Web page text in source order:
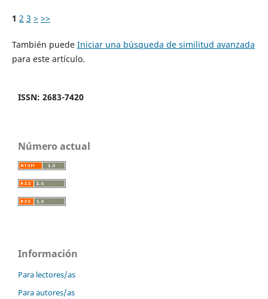
1 2 3 > >>
También puede Iniciar una búsqueda de similitud avanzada
para este artículo.
ISSN: 2683-7420
Número actual
Información
Para lectores/as
Para autores/as